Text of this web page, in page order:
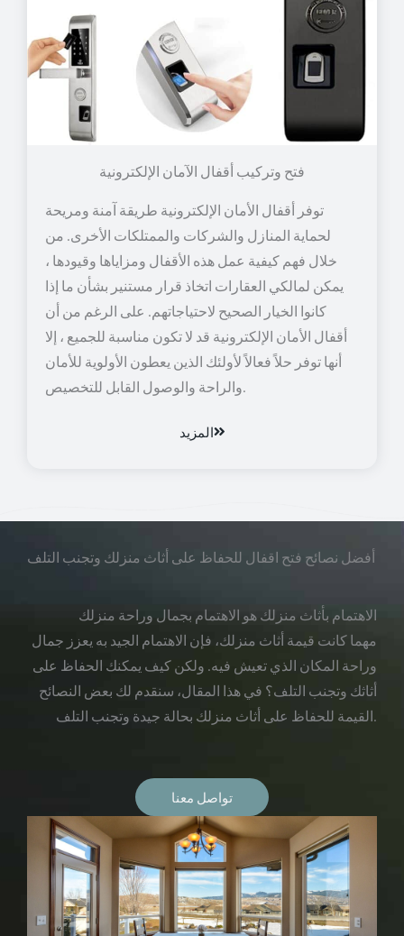
توفر أقفال الأمان الإلكترونية طريقة آمنة ومريحة
لحماية المنازل والشركات والممتلكات الأخرى. من
خلال فهم كيفية عمل هذه الأقفال ومزاياها وقيودها ،
يمكن لمالكي العقارات اتخاذ قرار مستنير بشأن ما إذا
كانوا الخيار الصحيح لاحتياجاتهم. على الرغم من أن
أقفال الأمان الإلكترونية قد لا تكون مناسبة للجميع ، إلا
أنها توفر حلاً فعالاً لأولئك الذين يعطون الأولوية للأمان
والراحة والوصول القابل للتخصيص.
المزيد
أفضل نصائح فتح اقفال للحفاظ على أثاث منزلك وتجنب التلف
الاهتمام بأثاث منزلك هو الاهتمام بجمال وراحة منزلك
مهما كانت قيمة أثاث منزلك، فإن الاهتمام الجيد به يعزز جمال
وراحة المكان الذي تعيش فيه. ولكن كيف يمكنك الحفاظ على
أثاثك وتجنب التلف؟ في هذا المقال، سنقدم لك بعض النصائح
القيمة للحفاظ على أثاث منزلك بحالة جيدة وتجنب التلف.
تواصل معنا